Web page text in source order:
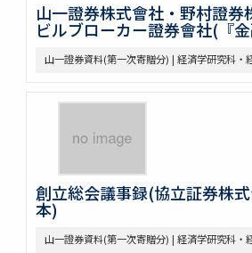
山一證券株式會社・野村證券
ビルブローカー證券會社(『
山一證券資料(第一次寄贈分) | 経済学研究科・
創立総会議事録(協立証券株
本)
山一證券資料(第一次寄贈分) | 経済学研究科・